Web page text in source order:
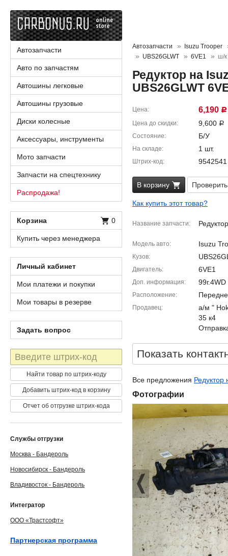
Автозапчасти
Isuzu Trooper
UBS26GLWT
6VE1 ш/к
Редуктор на
UBS26GLWT
Цена 6,190 Р
Цена до скидки 9,600 Р
Состояние Б/У
На складе 1 шт.
Штрих-код 9542541
В корзину
Как купить этот товар?
Название запчасти Редуктор
Модель авто Isuzu
Кузов
Двигатель 6VE1
Доп. информация
Расположение
Продавец
а/м "
35 к4
Показать
Все предложения Редуктор
Фотографии
Автозапчасти
Авто по запчастям
Автошины легковые
Автошины грузовые
Диски колесные
Аксессуары, инструменты
Мото запчасти
Запчасти на спецтехнику
Распродажа!
Корзина 0
Купить через менеджера
Личный кабинет
Мои платежи и покупки
Мои товары в резерве
Задать вопрос
Штрих-
код
Найти товар по штрих-коду
Добавить штрих-код в корзину
Отчет об отгрузке штрих-кода
Службы отгрузки
Москва - Бандероль
Новосибирск - Бандероль
Владивосток - Бандероль
Интегратор
ООО «Трастсофт»
Партнерская программа